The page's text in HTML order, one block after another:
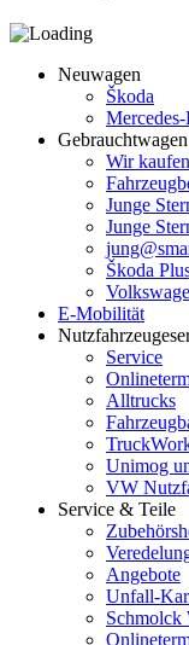
Neuwagen
Škoda
Gebrauchtwagen
Wir
Junge
Junge
Škoda
E-Mobilität
Service
Alltrucks
Unimog
VW
Service & Teile
Angebote
Unfall-
Schmolck